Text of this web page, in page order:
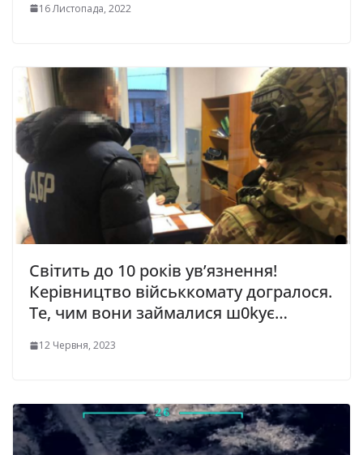
16 Листопада, 2022
Світить до 10 років ув’язнення!
Керівництво військкомату догралося.
Те, чим вони займалися ш0kує…
12 Червня, 2023